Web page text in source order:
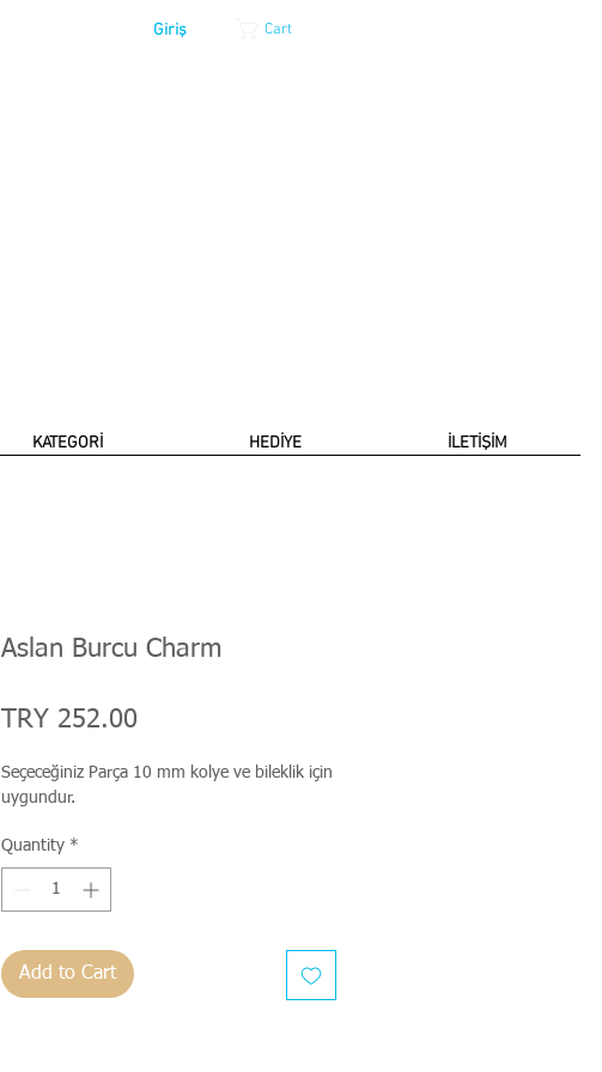
Cart
Giriş
KATEGORİ HEDİYE İLETİŞİM
Aslan Burcu Charm
TRY 252.00
Seçeceğiniz Parça 10 mm kolye ve bileklik için
uygundur.
Quantity *
Add to Cart